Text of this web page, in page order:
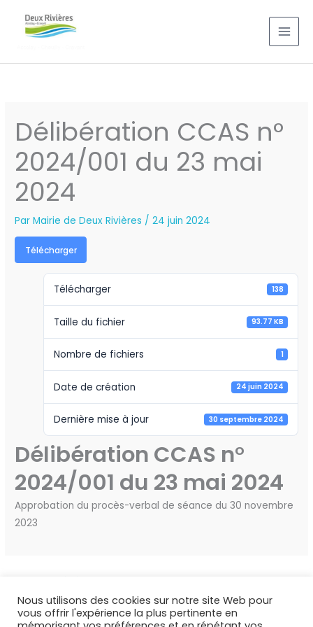
Délibération CCAS n°
2024/001 du 23 mai
2024
ParMairie de Deux Rivières /24 juin 2024
Télécharger
Télécharger 138
Taille du fichier 93.77 KB
Nombre de fichiers 1
Date de création 24 juin 2024
Dernière mise à jour 30 septembre 2024
Délibération CCAS n°
2024/001 du 23 mai 2024
Approbation du procès-verbal de séance du 30 novembre
2023
Nous utilisons des cookies sur notre site Web pour
vous offrir l'expérience la plus pertinente en